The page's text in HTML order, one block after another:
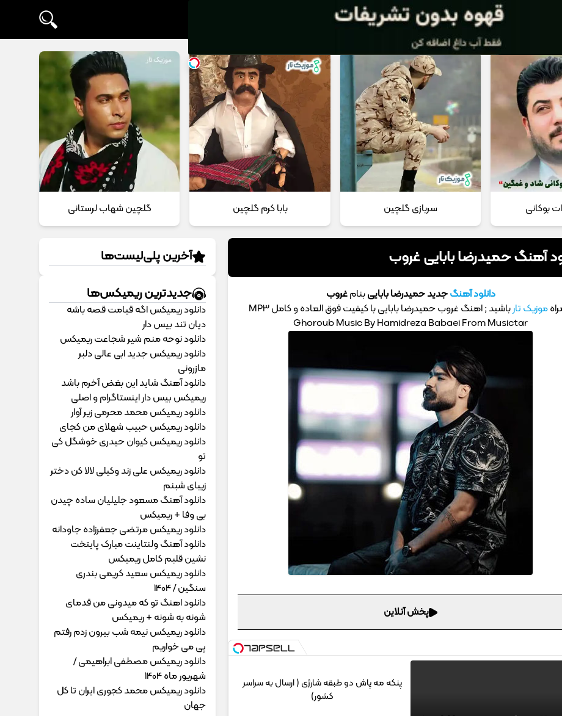
تماس با ما
بوکانی سربازی گلچین بابا کرم گلچین گلچین شهاب لرستانی
آهنگ حمیدرضا بابایی غروب
دانلود آهنگجدید حمیدرضا باباییبنامغروب
موزیک تارباشید ; اهنگ غروب حمیدرضا بابایی با کیفیت فوق العاده و کامل MP3
Ghoroub Music By Hamidreza Babaei From Musictar
پخش آنلاین
پنکه مه پاش دو طبقه شارژی ( ارسال به سراسر
کشور)
آخرین پلی‌لیست‌ها
جدیدترین ریمیکس‌ها
دانلود ریمیکس اگه قیامت قصه باشه
دیان تند بیس دار
دانلود نوحه منم شیر شجاعت ریمیکس
دانلود ریمیکس جدید ابی عالی دلبر
مازرونی
دانلود آهنگ شاید این بغض آخرم باشد
ریمیکس بیس دار اینستاگرام و اصلی
دانلود ریمیکس محمد محرمی زیر آوار
دانلود ریمیکس حبیب شهلای من کجای
دانلود ریمیکس کیوان حیدری خوشگل کی
تو
دانلود ریمیکس علی زند وکیلی لالا کن دختر
زیبای شبنم
دانلود آهنگ مسعود جلیلیان ساده چیدن
بی وفا + ریمیکس
دانلود ریمیکس مرتضی جعفرزاده جاودانه
دانلود آهنگ ولنتاینت مبارک پایتخت
نشین قلبم کامل ریمیکس
دانلود ریمیکس سعید کریمی بندری
سنگین / 1404
دانلود اهنگ تو که میدونی من قدمای
شونه به شونه + ریمیکس
دانلود ریمیکس نیمه شب بیرون زدم رفتم
پی می خواریم
دانلود ریمیکس مصطفی ابراهیمی /
شهریور ماه 1404
دانلود ریمیکس محمد کجوری ایران تا کل
جهان